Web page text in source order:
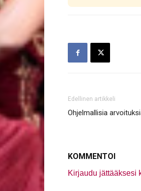
Edellinen artikkeli
Ohjelmallisia
KOMMENTOI
Kirjaudu jättääksesi